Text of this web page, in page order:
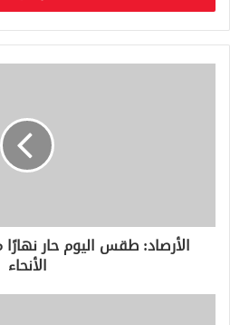
ب
ر
ي
ر
الأرصاد: طقس اليوم حار
الأنحاء